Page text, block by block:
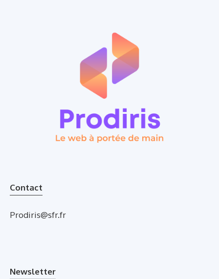
Contact
Prodiris@sfr.fr
Newsletter